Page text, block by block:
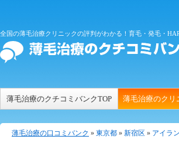
全国の薄毛治療クリニックの評判がわかる！育毛・発毛・
薄毛治療のクチコミバンクTOP 薄毛治療のクリ
薄毛治療の口コミバンク » 東京都 » 新宿区 » アイラ